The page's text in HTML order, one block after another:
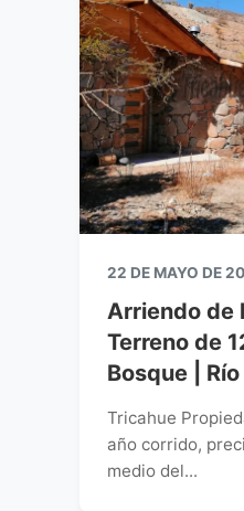
22 DE MAYO DE
Arriendo de
Terreno de
Bosque |
Tricahue
año corrido,
medio del...